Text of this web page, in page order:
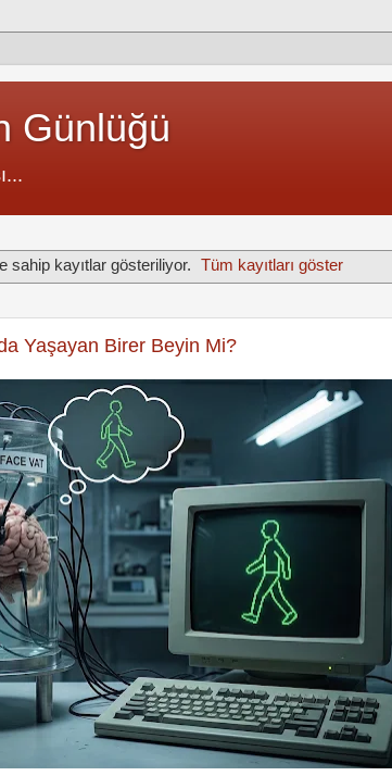
Günlüğü
sahip kayıtlar gösteriliyor. Tüm kayıtları göster
Yaşayan Birer Beyin Mi?